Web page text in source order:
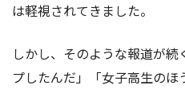
は軽視されてきました。
しかし、そのような報道が
プしたんだ」「女子高生の